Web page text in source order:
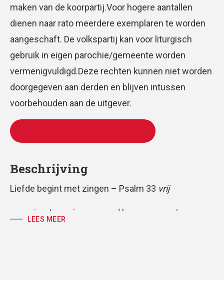
maken van de koorpartij.Voor hogere aantallen
dienen naar rato meerdere exemplaren te worden
aangeschaft. De volkspartij kan voor liturgisch
gebruik in eigen parochie/gemeente worden
vermenigvuldigd.Deze rechten kunnen niet worden
doorgegeven aan derden en blijven intussen
voorbehouden aan de uitgever.
Beschrijving
Liefde begint met zingen – Psalm 33 vrij
voor vierstemmig gemengd koor, gemeente en
LEES MEER